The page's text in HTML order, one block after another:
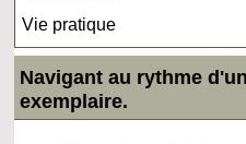
Vie pratique
Navigant au rythme
exemplaire.